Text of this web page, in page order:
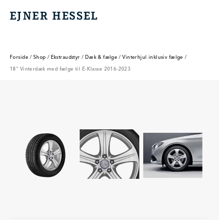
EJNER HESSEL
EJNER HESSEL
Forside / Shop / Ekstraudstyr / Dæk & fælge / Vinterhjul inklusiv fælge /
18" Vinterdæk med fælge til E-Klasse 2016-2023